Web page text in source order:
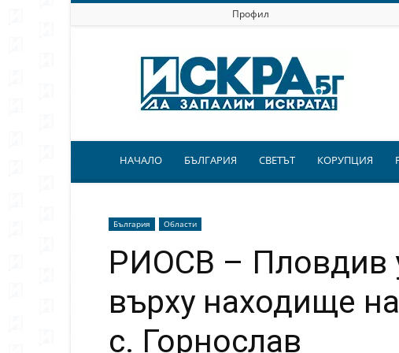
Профил
Искра.бг
НАЧАЛО БЪЛГАРИЯ СВЕТЪТ КОРУПЦИЯ
България Области
РИОСВ – Пловдив
върху находище
с. Горнослав